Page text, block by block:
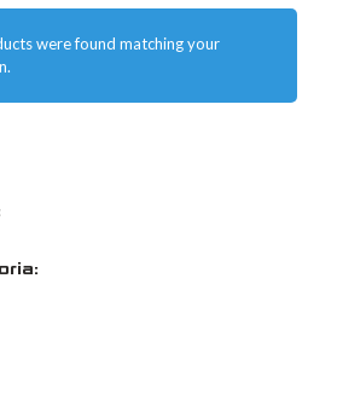
were found matching your